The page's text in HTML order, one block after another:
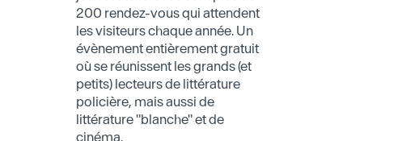
200 rendez-vous qui attendent
les visiteurs chaque année. Un
évènement entièrement gratuit
où se réunissent les grands (et
petits) lecteurs de littérature
policière, mais aussi de
littérature "blanche" et de
cinéma.